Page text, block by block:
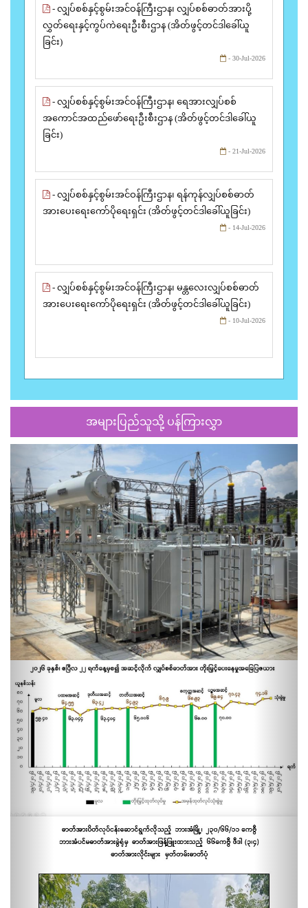
- လျှပ်စစ်နှင့်စွမ်းအင်ဝန်ကြီးဌာန၊ လျှပ်စစ်ဓာတ်အားပို့
လွှတ်ရေးနှင့်ကွပ်ကဲရေးဦးစီးဌာန (အိတ်ဖွင့်တင်ဒါခေါ်ယူ
ခြင်း)
- 30-Jul-2026
- လျှပ်စစ်နှင့်စွမ်းအင်ဝန်ကြီးဌာန၊ ရေအားလျှပ်စစ်
အကောင်အထည်ဖော်ရေးဦးစီးဌာန (အိတ်ဖွင့်တင်ဒါခေါ်ယူ
ခြင်း)
- 21-Jul-2026
- လျှပ်စစ်နှင့်စွမ်းအင်ဝန်ကြီးဌာန၊ ရန်ကုန်လျှပ်စစ်ဓာတ်
အားပေးရေးကော်ပိုရေးရှင်း (အိတ်ဖွင့်တင်ဒါခေါ်ယူခြင်း)
- 14-Jul-2026
- လျှပ်စစ်နှင့်စွမ်းအင်ဝန်ကြီးဌာန၊ မန္တလေးလျှပ်စစ်ဓာတ်
အားပေးရေးကော်ပိုရေးရှင်း (အိတ်ဖွင့်တင်ဒါခေါ်ယူခြင်း)
- 10-Jul-2026
အများပြည်သူသို့ ပန်ကြားလွှာ
Previous